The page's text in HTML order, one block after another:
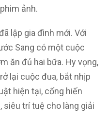
ảnh.
lập gia đình mới. Với
Sang có một cuộc
ăn đủ hai bữa. Hy vọng,
lại cuộc đua, bắt nhịp
hiện tại, cống hiến
trí tuệ cho làng giải